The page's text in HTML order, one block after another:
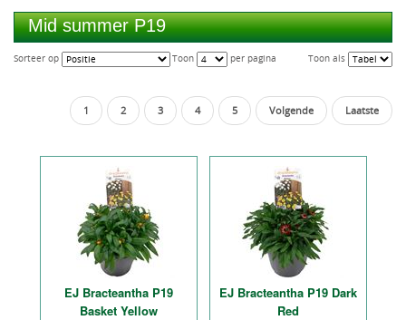
Mid summer P19
Toon als
Sorteer op Toon per pagina
1 2 3 4 5 Volgende Laatste
EJ Bracteantha P19
Basket Yellow
EJ Bracteantha P19 Dark
Red